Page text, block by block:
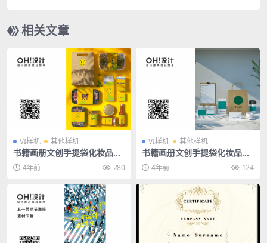
相关文章
VI样机 其他样机
书籍画册文创手提袋化妆品包
装VI场景样机PSD素材
4年前 280
VI样机 其他样机
书籍画册文创手提袋化妆品包
装VI场景样机PSD素材
4年前 124